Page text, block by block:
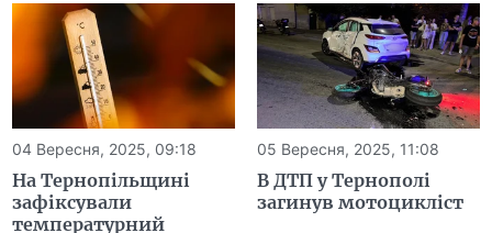
04 Вересня, 2025, 09:18
На Тернопільщині
зафіксували
температурний
05 Вересня, 2025, 11:08
В ДТП у Тернополі
загинув мотоцикліст